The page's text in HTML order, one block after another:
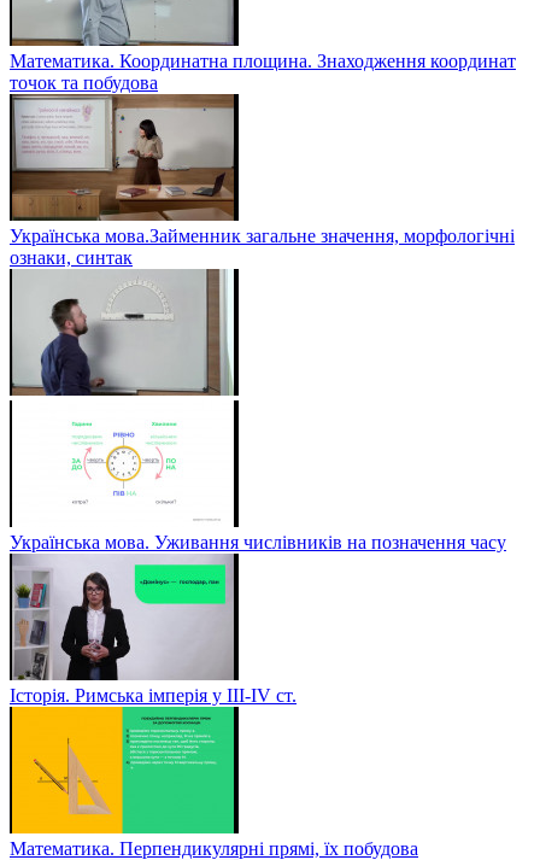
Математика. Координатна площина. Знаходження координат
точок та побудова
Українська мова.Займенник загальне значення, морфологічні
ознаки, синтак
Українська мова. Уживання числівників на позначення часу
Історія. Римська імперія у III-ІV ст.
Математика. Перпендикулярні прямі, їх побудова